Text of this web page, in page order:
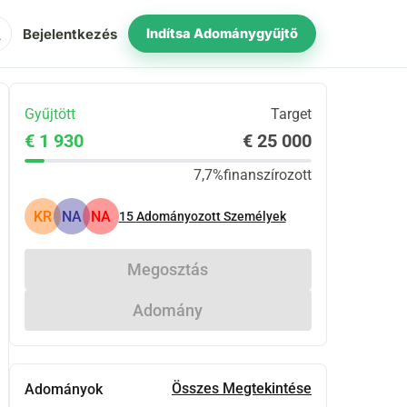
Bejelentkezés Indítsa Adománygyűjtő
Gyűjtött Target
€ 1 930 € 25 000
7,7%finanszírozott
KR NA NA 15Adományozott Személyek
Megosztás
Adomány
Adományok Összes Megtekintése